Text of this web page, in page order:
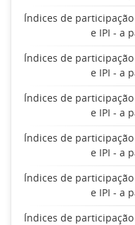
Índices de
e IPI - a
Índices de
e IPI - a
Índices de
e IPI - a
Índices de
e IPI - a
Índices de
e IPI - a
Índices de